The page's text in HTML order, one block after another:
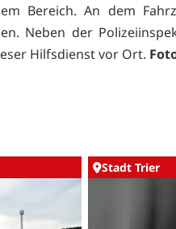
Bereich. An dem
Neben der
Hilfsdienst vor Ort.
Stadt Trier